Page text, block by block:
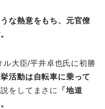
な熱意をもち、 元官僚
大臣/平井卓也氏に初勝
活動は自転車に乗って
をしてまさに
「地道